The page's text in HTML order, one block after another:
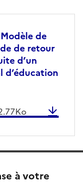
de
de retour
d’un
d’éducation
Ko
à votre